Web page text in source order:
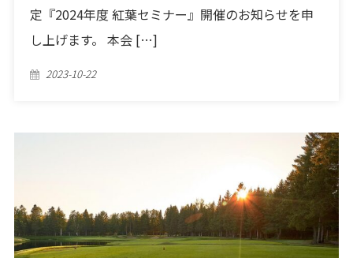
定『2024年度 紅葉セミナー』開催のお知らせを申
し上げます。 本会 […]
Posted
2023-10-22